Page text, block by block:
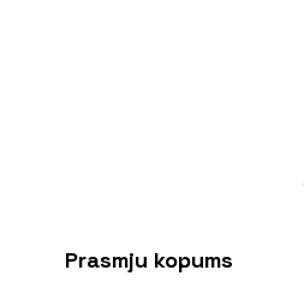
Prasmju kopums